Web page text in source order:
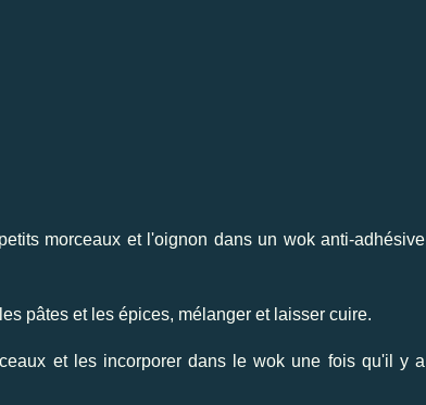
morceaux et l'oignon dans un wok anti-adhésive
pâtes et les épices, mélanger et laisser cuire.
et les incorporer dans le wok une fois qu'il y a